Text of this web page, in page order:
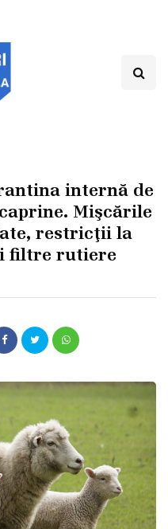
internă de
Mişcările
restricţii la
filtre rutiere